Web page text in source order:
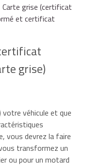
Carte grise (certificat
et certificat
grise)
véhicule et que
vous devrez la faire
transformez un
ou pour un motard